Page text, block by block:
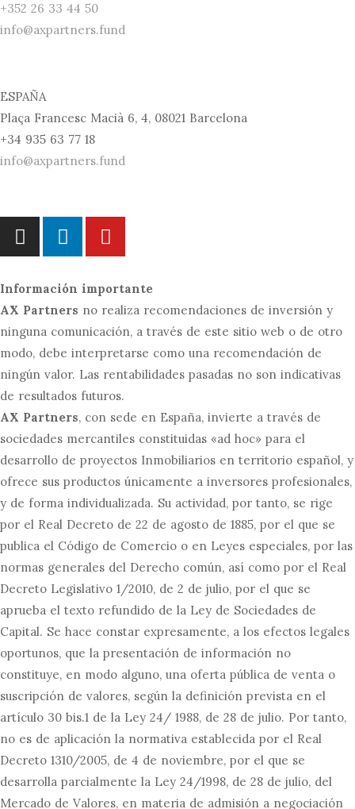
+352 26 33 44 50
info@axpartners.fund
ESPAÑA
Plaça Francesc Macià 6, 4, 08021 Barcelona
+34 935 63 77 18
info@axpartners.fund
Información importante
AX Partners no realiza recomendaciones de inversión y
ninguna comunicación, a través de este sitio web o de otro
modo, debe interpretarse como una recomendación de
ningún valor. Las rentabilidades pasadas no son indicativas
de resultados futuros.
AX Partners, con sede en España, invierte a través de
sociedades mercantiles constituidas «ad hoc» para el
desarrollo de proyectos Inmobiliarios en territorio español, y
ofrece sus productos únicamente a inversores profesionales,
y de forma individualizada. Su actividad, por tanto, se rige
por el Real Decreto de 22 de agosto de 1885, por el que se
publica el Código de Comercio o en Leyes especiales, por las
normas generales del Derecho común, así como por el Real
Decreto Legislativo 1/2010, de 2 de julio, por el que se
aprueba el texto refundido de la Ley de Sociedades de
Capital. Se hace constar expresamente, a los efectos legales
oportunos, que la presentación de información no
constituye, en modo alguno, una oferta pública de venta o
suscripción de valores, según la definición prevista en el
artículo 30 bis.1 de la Ley 24/ 1988, de 28 de julio. Por tanto,
no es de aplicación la normativa establecida por el Real
Decreto 1310/2005, de 4 de noviembre, por el que se
desarrolla parcialmente la Ley 24/1998, de 28 de julio, del
Mercado de Valores, en materia de admisión a negociación